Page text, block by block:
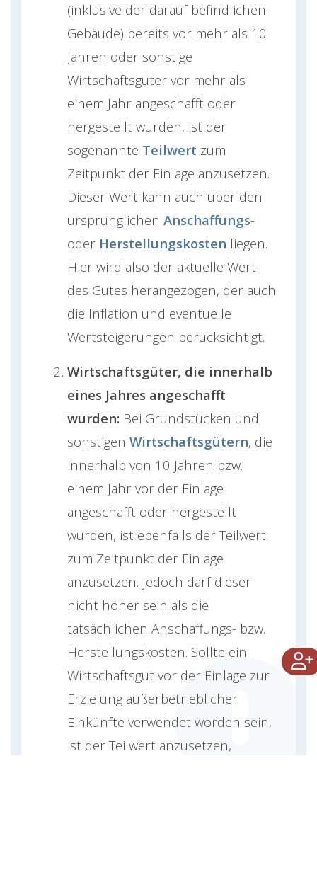
(inklusive der darauf befindlichen
Gebäude) bereits vor mehr als 10
Jahren oder sonstige
Wirtschaftsgüter vor mehr als
einem Jahr angeschafft oder
hergestellt wurden, ist der
sogenannte Teilwert zum
Zeitpunkt der Einlage anzusetzen.
Dieser Wert kann auch über den
ursprünglichen Anschaffungs-
oder Herstellungskosten liegen.
Hier wird also der aktuelle Wert
des Gutes herangezogen, der auch
die Inflation und eventuelle
Wertsteigerungen berücksichtigt.
Wirtschaftsgüter, die innerhalb
eines Jahres angeschafft
wurden: Bei Grundstücken und
sonstigen Wirtschaftsgütern, die
innerhalb von 10 Jahren bzw.
einem Jahr vor der Einlage
angeschafft oder hergestellt
wurden, ist ebenfalls der Teilwert
zum Zeitpunkt der Einlage
anzusetzen. Jedoch darf dieser
nicht höher sein als die
tatsächlichen Anschaffungs- bzw.
Herstellungskosten. Sollte ein
Wirtschaftsgut vor der Einlage zur
Erzielung außerbetrieblicher
Einkünfte verwendet worden sein,
ist der Teilwert anzusetzen,